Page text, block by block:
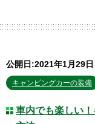
公開日:2021年1月29日
キャンピングカーの装備
車内でも楽しい